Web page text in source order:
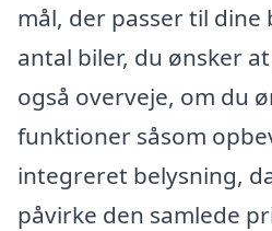
mål, der passer til dine
antal biler, du ønsker
også overveje, om du
funktioner såsom
integreret belysning,
påvirke den samlede